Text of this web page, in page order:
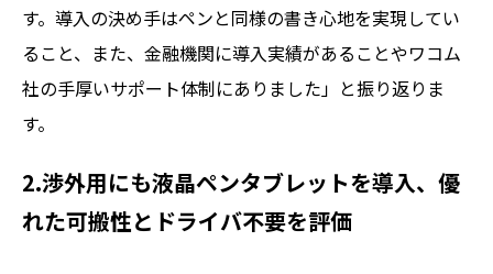
す。導入の決め手はペンと同様の書き心地を実現してい
ること、また、金融機関に導入実績があることやワコム
社の手厚いサポート体制にありました」と振り返りま
す。
2.渉外用にも液晶ペンタブレットを導入、優
れた可搬性とドライバ不要を評価